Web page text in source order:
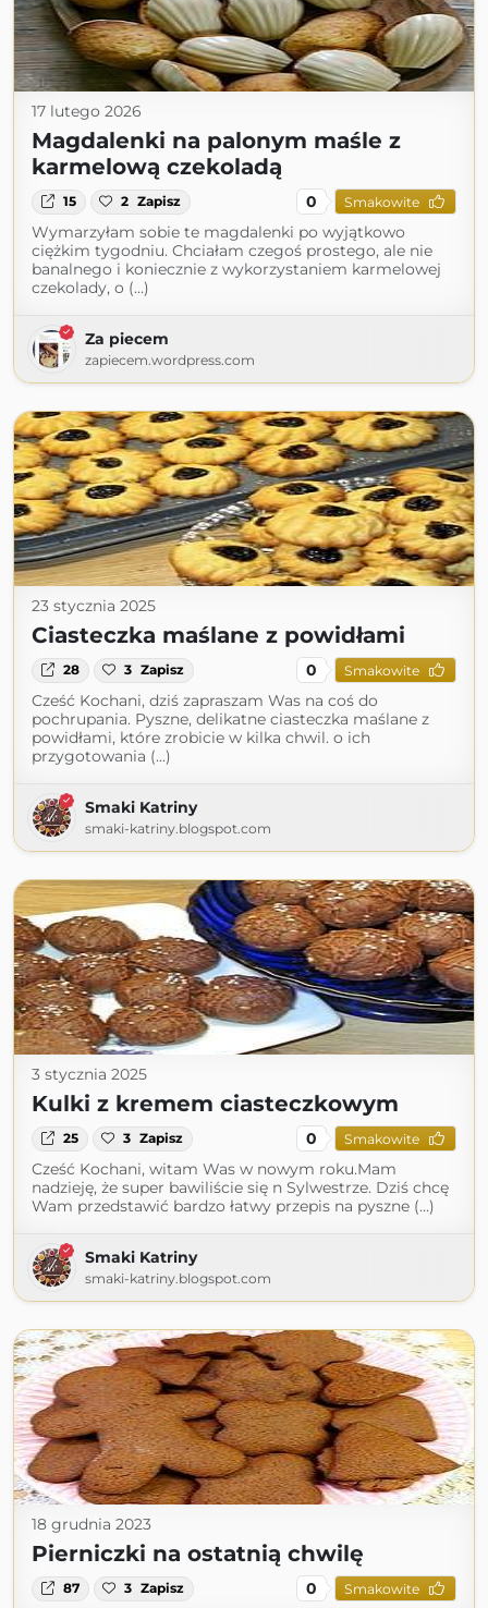
17 lutego 2026
Magdalenki na palonym maśle z
karmelową czekoladą
15 2 Zapisz 0 Smakowite
Wymarzyłam sobie te magdalenki po wyjątkowo
ciężkim tygodniu. Chciałam czegoś prostego, ale nie
banalnego i koniecznie z wykorzystaniem karmelowej
czekolady, o (...)
Za piecem
zapiecem.wordpress.com
23 stycznia 2025
Ciasteczka maślane z powidłami
28 3 Zapisz 0 Smakowite
Cześć Kochani, dziś zapraszam Was na coś do
pochrupania. Pyszne, delikatne ciasteczka maślane z
powidłami, które zrobicie w kilka chwil. o ich
przygotowania (...)
Smaki Katriny
smaki-katriny.blogspot.com
3 stycznia 2025
Kulki z kremem ciasteczkowym
25 3 Zapisz 0 Smakowite
Cześć Kochani, witam Was w nowym roku.Mam
nadzieję, że super bawiliście się n Sylwestrze. Dziś chcę
Wam przedstawić bardzo łatwy przepis na pyszne (...)
Smaki Katriny
smaki-katriny.blogspot.com
18 grudnia 2023
Pierniczki na ostatnią chwilę
87 3 Zapisz 0 Smakowite